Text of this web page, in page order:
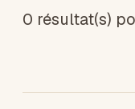
0 résultat(s)